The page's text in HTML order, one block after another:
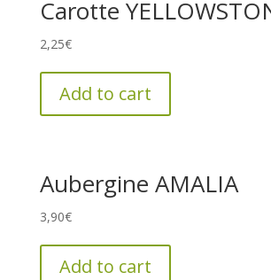
Carotte
2,25€
Add to cart
Aubergine AMALIA
3,90€
Add to cart